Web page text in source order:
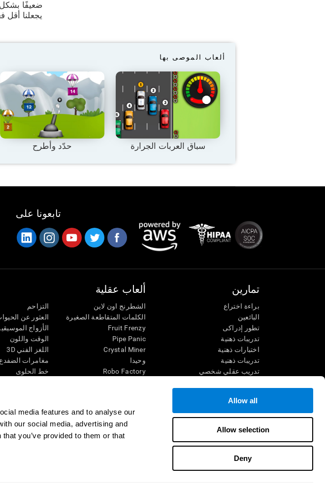
media features and to analyse our
our social media, advertising and
you’ve provided to them or that
Allow all
Allow selection
Deny
ضعيفًا بشكل
يجعلنا أقل
ألعاب الموصى بها
سباق العربات الجرارة حدّد وأطرح
تابعونا على
ألعاب عقلية
الشطرنج اون لاين
الكلمات المتقاطعة الصغيرة
Fruit Frenzy
Pipe Panic
Crystal Miner
وحيدا
Robo Factory
قم بالمطابقة
فوضى الرياضيات
سباق الرخام
التزاحم
العثور عن
الأزواج
الوقت واللون
اللغز الفني 3D
مغامرات الضفدع
خط الحلوى
اللعبة العقلية:
ألعاب الذكاء
ألعاب اون لاين
تمارين
براءة اختراع
البائعين
تطور إدراكى
تدريبات ذهنية
اختبارات ذهنية
تدريبات ذهنية
تدريب عقلي شخصي
فهم القراءة
الأطفال الموهوبون
معارك الدماغ